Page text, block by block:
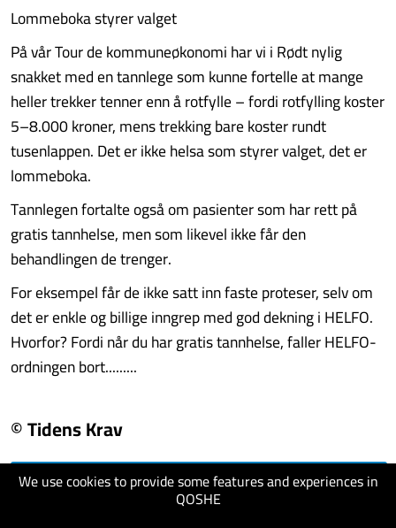
We use cookies to provide some features and experiences in
QOSHE
Lommeboka styrer valget
På vår Tour de kommuneøkonomi har vi i Rødt nylig
snakket med en tannlege som kunne fortelle at mange
heller trekker tenner enn å rotfylle – fordi rotfylling koster
5–8.000 kroner, mens trekking bare koster rundt
tusenlappen. Det er ikke helsa som styrer valget, det er
lommeboka.
Tannlegen fortalte også om pasienter som har rett på
gratis tannhelse, men som likevel ikke får den
behandlingen de trenger.
For eksempel får de ikke satt inn faste proteser, selv om
det er enkle og billige inngrep med god dekning i HELFO.
Hvorfor? Fordi når du har gratis tannhelse, faller HELFO-
ordningen bort.........
© Tidens Krav
visit website